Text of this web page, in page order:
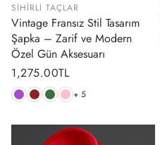
SIHIRLI TAÇLAR
Vintage Fransız Stil Tasarım
Şapka – Zarif ve Modern
Özel Gün Aksesuarı
Normal
fiyat
1,275.00TL
+ 5